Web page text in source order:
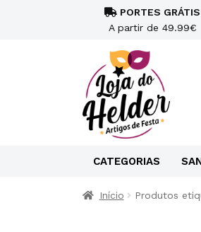
PORTES GRÁTIS
A partir de 49.99€
CATEGORIAS
Início Produtos